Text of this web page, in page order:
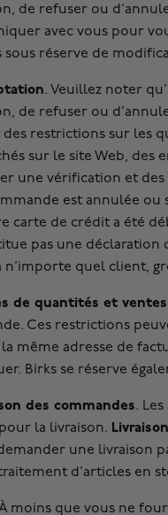
de refuser ou
avec vous pour
sous réserve de
. Veuillez noter
de refuser ou
restrictions sur les
sur le site Web, des
une vérification et
est annulée ou
carte de crédit a été
pas une déclaration
n’importe quel client,
de quantités et
Ces restrictions
même adresse de
Birks se réserve
des commandes.
la livraison.
une livraison
d’articles en
moins que vous ne